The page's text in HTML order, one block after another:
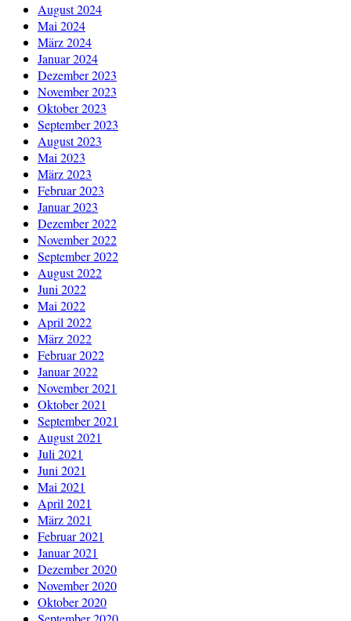
August 2024
Mai 2024
März 2024
Januar 2024
Dezember 2023
November 2023
Oktober 2023
September 2023
August 2023
Mai 2023
März 2023
Februar 2023
Januar 2023
Dezember 2022
November 2022
September 2022
August 2022
Juni 2022
Mai 2022
April 2022
März 2022
Februar 2022
Januar 2022
November 2021
Oktober 2021
September 2021
August 2021
Juli 2021
Juni 2021
Mai 2021
April 2021
März 2021
Februar 2021
Januar 2021
Dezember 2020
November 2020
Oktober 2020